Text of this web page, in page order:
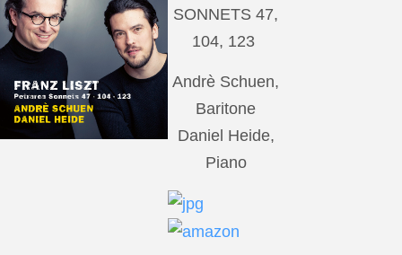
SONNETS 47,
104, 123
Andrè Schuen,
Baritone
Daniel Heide,
Piano